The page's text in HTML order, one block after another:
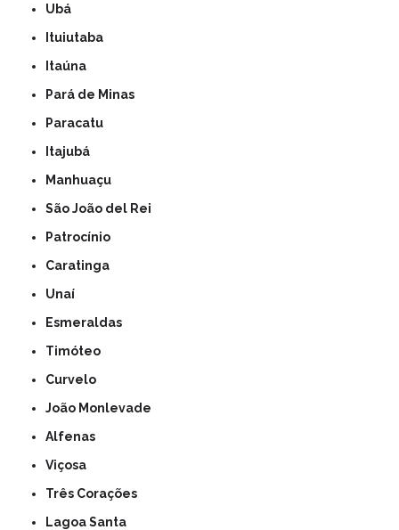
Ubá
Ituiutaba
Itaúna
Pará de Minas
Paracatu
Itajubá
Manhuaçu
São João del Rei
Patrocínio
Caratinga
Unaí
Esmeraldas
Timóteo
Curvelo
João Monlevade
Alfenas
Viçosa
Três Corações
Lagoa Santa